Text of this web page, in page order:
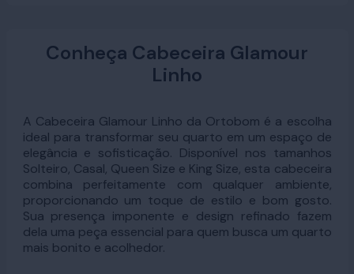
Conheça Cabeceira Glamour
Linho
A Cabeceira Glamour Linho da Ortobom é a escolha
ideal para transformar seu quarto em um espaço de
elegância e sofisticação. Disponível nos tamanhos
Solteiro, Casal, Queen Size e King Size, esta cabeceira
combina perfeitamente com qualquer ambiente,
proporcionando um toque de estilo e bom gosto.
Sua presença imponente e design refinado fazem
dela uma peça essencial para quem busca um quarto
mais bonito e acolhedor.